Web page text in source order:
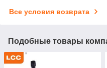
Все условия возврата
Подобные товары